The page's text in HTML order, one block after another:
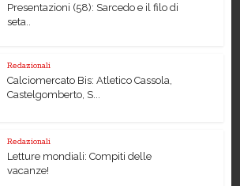
Presentazioni (58): Sarcedo e il filo di
seta..
Redazionali
Calciomercato Bis: Atletico Cassola,
Castelgomberto, S...
Redazionali
Letture mondiali: Compiti delle
vacanze!